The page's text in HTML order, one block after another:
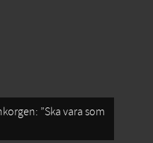
”Ska vara som